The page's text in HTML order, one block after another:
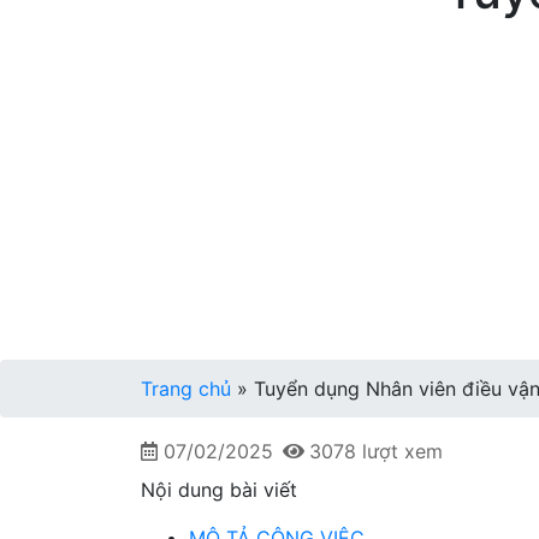
Trang chủ » Tuyển dụng Nhân viên điều vận
07/02/2025
3078 lượt xem
Nội dung bài viết